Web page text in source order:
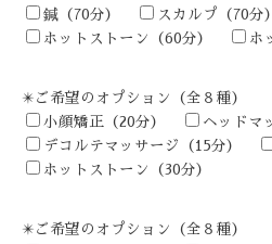
鍼（70分）
スカルプ（70分）
ホットストーン（60分）
ホ
✴️ご希望のオプション（全８種）
小顔矯正（20分）
ヘッドマ
デコルテマッサージ（15分）
ホットストーン（30分）
✴️ご希望のオプション（全８種）